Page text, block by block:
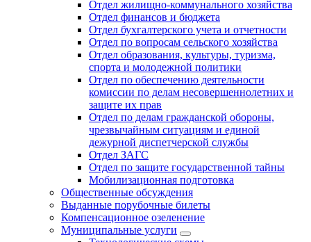
Отдел жилищно-коммунального хозяйства
Отдел финансов и бюджета
Отдел бухгалтерского учета и отчетности
Отдел по вопросам сельского хозяйства
Отдел образования, культуры, туризма,
спорта и молодежной политики
Отдел по обеспечению деятельности
комиссии по делам несовершеннолетних и
защите их прав
Отдел по делам гражданской обороны,
чрезвычайным ситуациям и единой
дежурной диспетчерской службы
Отдел ЗАГС
Отдел по защите государственной тайны
Мобилизационная подготовка
Общественные обсуждения
Выданные порубочные билеты
Компенсационное озеленение
Муниципальные услуги